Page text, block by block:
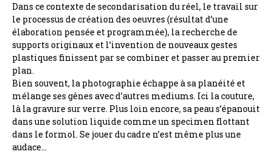
Dans ce contexte de secondarisation du réel, le travail sur
le processus de création des oeuvres (résultat d’une
élaboration pensée et programmée), la recherche de
supports originaux et l’invention de nouveaux gestes
plastiques finissent par se combiner et passer au premier
plan.
Bien souvent, la photographie échappe à sa planéité et
mélange ses gênes avec d’autres mediums. Ici la couture,
là la gravure sur verre. Plus loin encore, sa peau s’épanouit
dans une solution liquide comme un specimen flottant
dans le formol. Se jouer du cadre n’est même plus une
audace…